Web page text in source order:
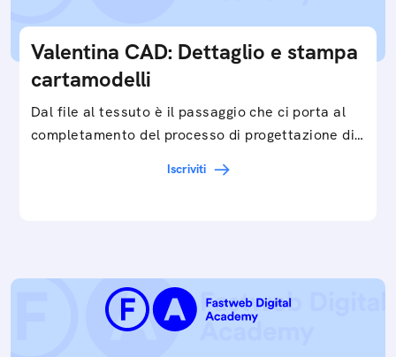
Valentina CAD: Dettaglio e stampa
cartamodelli
Dal file al tessuto è il passaggio che ci porta al
completamento del processo di progettazione di
Iscriviti